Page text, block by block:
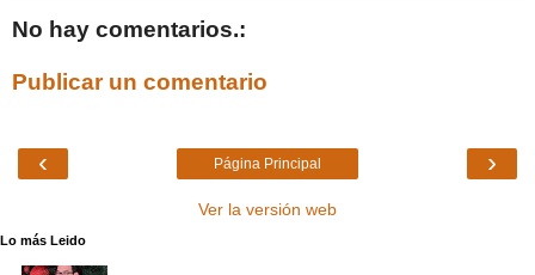
No hay comentarios.:
Publicar un comentario
‹ ›
Página Principal
Ver la versión web
Lo más Leido